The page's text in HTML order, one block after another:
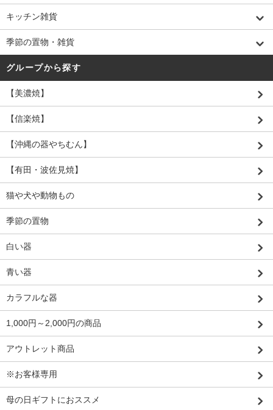
キッチン雑貨
季節の置物・雑貨
グループから探す
【美濃焼】
【信楽焼】
【沖縄の器やちむん】
【有田・波佐見焼】
猫や犬や動物もの
季節の置物
白い器
青い器
カラフルな器
1,000円～2,000円の商品
アウトレット商品
※お客様専用
母の日ギフトにおススメ